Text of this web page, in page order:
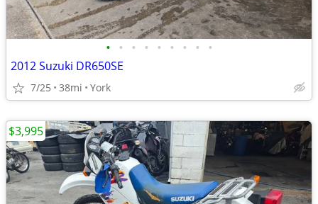
• • • • • • • • •
2012 Suzuki DR650SE
7/25 38mi York
$3,995